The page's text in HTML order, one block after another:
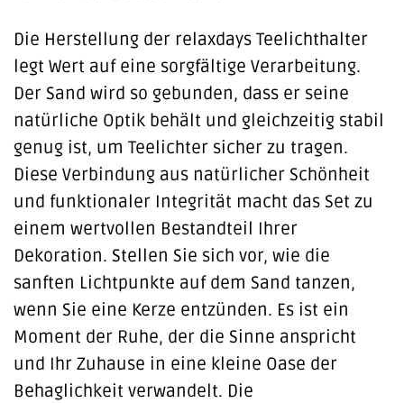
Die Herstellung der relaxdays Teelichthalter
legt Wert auf eine sorgfältige Verarbeitung.
Der Sand wird so gebunden, dass er seine
natürliche Optik behält und gleichzeitig stabil
genug ist, um Teelichter sicher zu tragen.
Diese Verbindung aus natürlicher Schönheit
und funktionaler Integrität macht das Set zu
einem wertvollen Bestandteil Ihrer
Dekoration. Stellen Sie sich vor, wie die
sanften Lichtpunkte auf dem Sand tanzen,
wenn Sie eine Kerze entzünden. Es ist ein
Moment der Ruhe, der die Sinne anspricht
und Ihr Zuhause in eine kleine Oase der
Behaglichkeit verwandelt. Die